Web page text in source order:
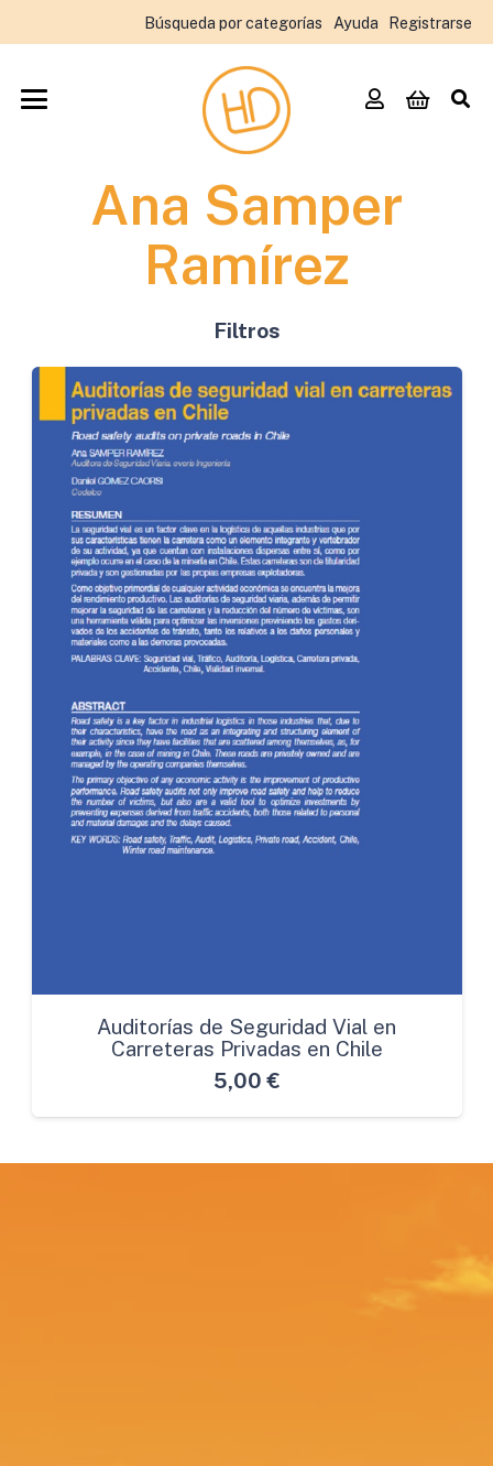
Búsqueda por categorías Ayuda Registrarse
Ana Samper
Ramírez
Filtros
Auditorías de Seguridad Vial en
Carreteras Privadas en Chile
5,00 €